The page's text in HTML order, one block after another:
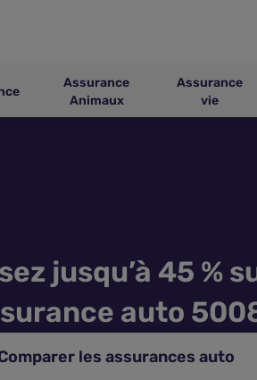
Assurance
Animaux
Assurance
vie
jusqu’à 45 %
auto
les assurances auto